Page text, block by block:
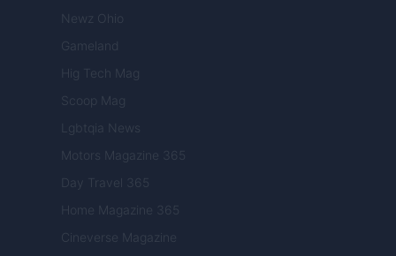
Newz Ohio
Gameland
Hig Tech Mag
Scoop Mag
Lgbtqia News
Motors Magazine 365
Day Travel 365
Home Magazine 365
Cineverse Magazine